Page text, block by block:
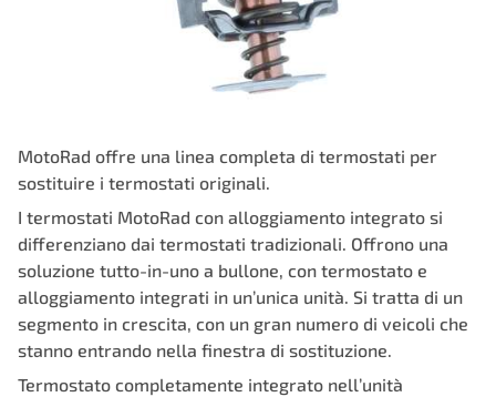
MotoRad offre una linea completa di termostati per
sostituire i termostati originali.
I termostati MotoRad con alloggiamento integrato si
differenziano dai termostati tradizionali. Offrono una
soluzione tutto-in-uno a bullone, con termostato e
alloggiamento integrati in un’unica unità. Si tratta di un
segmento in crescita, con un gran numero di veicoli che
stanno entrando nella finestra di sostituzione.
Termostato completamente integrato nell’unità